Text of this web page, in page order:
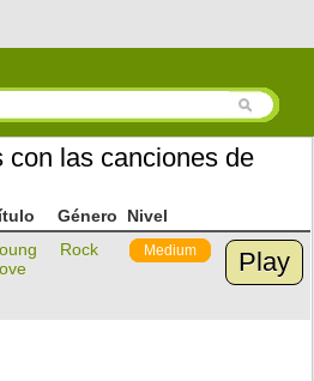
con las canciones de
Género
Nivel
Rock Medium Play